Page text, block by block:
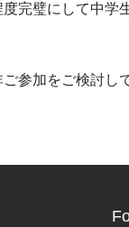
完璧にして中学
参加をご検討し